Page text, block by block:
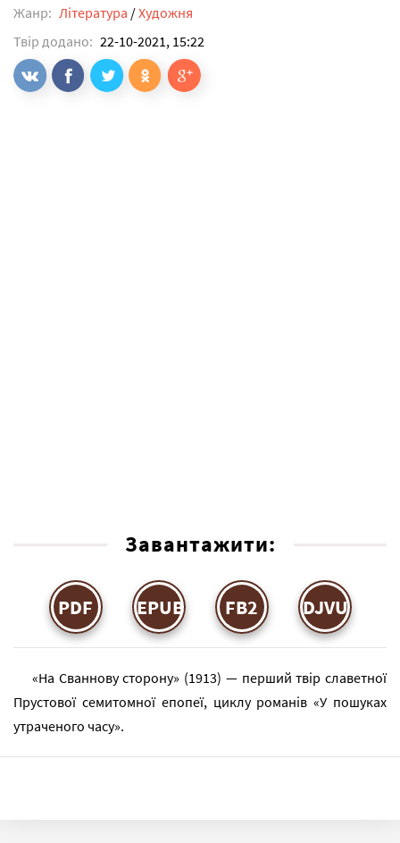
Жанр: Література /Художня
Твір додано: 22-10-2021, 15:22
Завантажити:
PDF EPUB FB2 DJVU
«На Сваннову сторону» (1913) — перший твір славетної
Прустової семитомної епопеї, циклу романів «У пошуках
утраченого часу».